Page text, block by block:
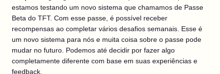
estamos testando um novo sistema que chamamos de Passe
Beta do TFT. Com esse passe, é possível receber
recompensas ao completar vários desafios semanais. Esse é
um novo sistema para nós e muita coisa sobre o passe pode
mudar no futuro. Podemos até decidir por fazer algo
completamente diferente com base em suas experiências e
feedback.